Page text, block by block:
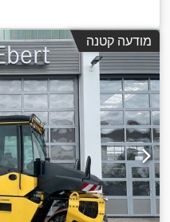
מודעה קטנה